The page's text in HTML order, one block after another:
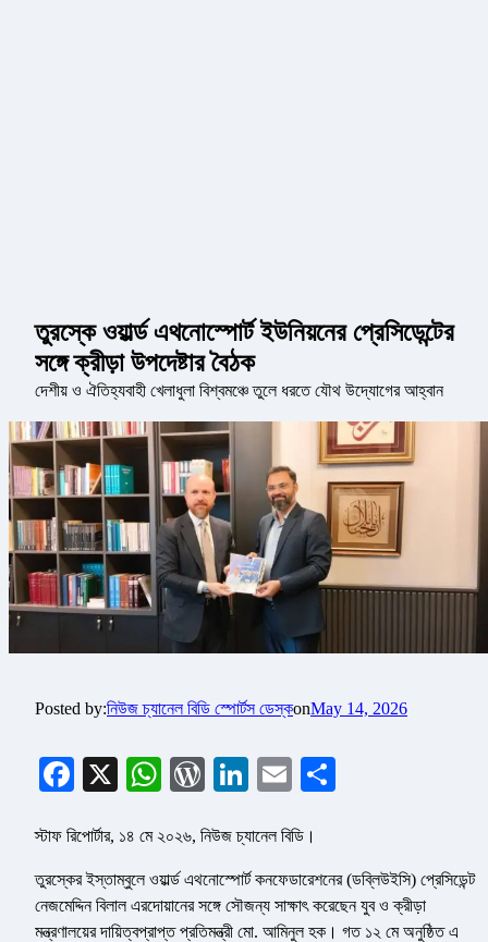
তুরস্কে ওয়ার্ল্ড এথনোস্পোর্ট ইউনিয়নের প্রেসিডেন্টের
সঙ্গে ক্রীড়া উপদেষ্টার বৈঠক
দেশীয় ও ঐতিহ্যবাহী খেলাধুলা বিশ্বমঞ্চে তুলে ধরতে যৌথ উদ্যোগের আহ্বান
Posted by:নিউজ চ্যানেল বিডি স্পোর্টস ডেস্কonMay 14, 2026
Facebook
X WhatsApp
WordPress
LinkedIn
Email
স্টাফ রিপোর্টার, ১৪ মে ২০২৬, নিউজ চ্যানেল বিডি।
তুরস্কের ইস্তাম্বুলে ওয়ার্ল্ড এথনোস্পোর্ট কনফেডারেশনের (ডব্লিউইসি) প্রেসিডেন্ট
নেজমেদ্দিন বিলাল এরদোয়ানের সঙ্গে সৌজন্য সাক্ষাৎ করেছেন যুব ও ক্রীড়া
মন্ত্রণালয়ের দায়িত্বপ্রাপ্ত প্রতিমন্ত্রী মো. আমিনুল হক। গত ১২ মে অনুষ্ঠিত এ